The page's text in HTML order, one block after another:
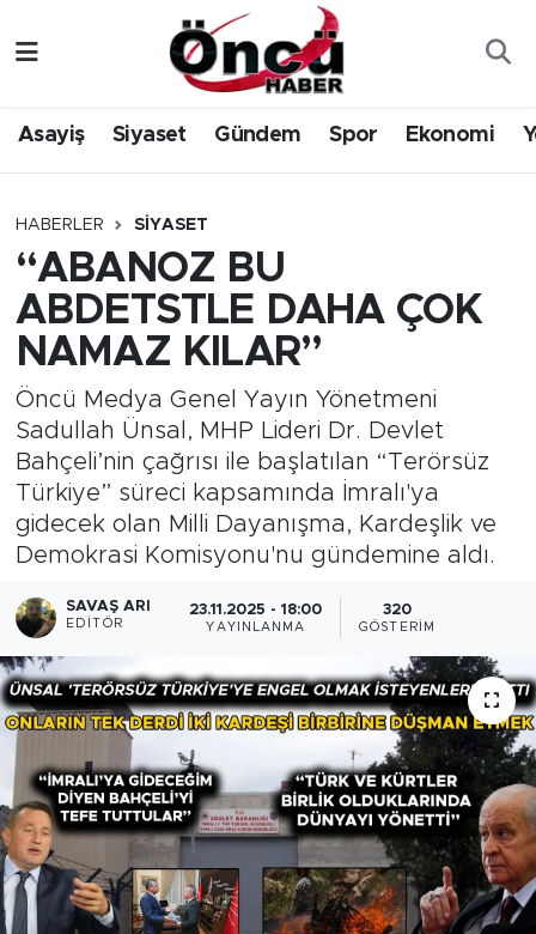
Asayiş Siyaset Gündem Spor Ekonomi
HABERLER SIYASET
“ABANOZ BU
ABDETSTLE DAHA ÇOK
NAMAZ KILAR”
Öncü Medya Genel Yayın Yönetmeni
Sadullah Ünsal, MHP Lideri Dr. Devlet
Bahçeli’nin çağrısı ile başlatılan “Terörsüz
Türkiye” süreci kapsamında İmralı'ya
gidecek olan Milli Dayanışma, Kardeşlik ve
Demokrasi Komisyonu'nu gündemine aldı.
SAVAŞ ARI
EDITÖR
23.11.2025 - 18:00
YAYINLANMA
320
GÖSTERIM
Gündem
Sağlık & Çevre
Spor
Siyaset
Yerel Haber
Öncü Radyo Dinle
Öncü TV İzle
Düzce Nöbetçi Eczaneler
Düzce Hava Durumu
Düzce Namaz Vakitleri
Düzce Trafik Yoğunluk Haritası
Süper Lig Puan Durumu ve Fikstür
Tüm Manşetler
Son Dakika Haberleri
Haber Arşivi